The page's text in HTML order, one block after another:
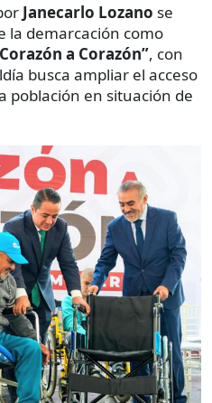
Janecarlo Lozano se
la demarcación como
a Corazón”, con
busca ampliar el acceso
población en situación de